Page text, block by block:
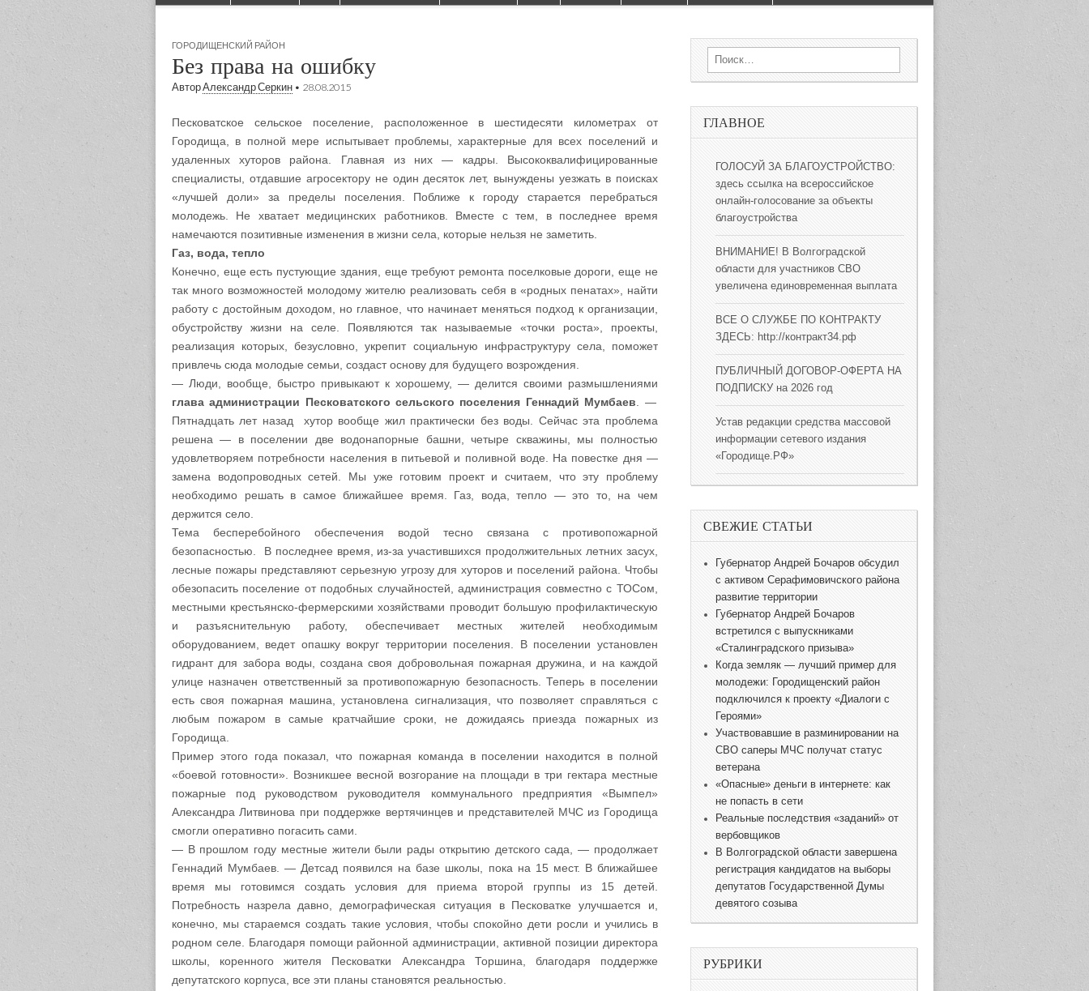
ГОРОДИЩЕНСКИЙ РАЙОН
Без права на ошибку
АвторАлександр Серкин • 28.08.2015
Песковатское сельское поселение, расположенное в шестидесяти километрах от
Городища, в полной мере испытывает проблемы, характерные для всех поселений и
удаленных хуторов района. Главная из них — кадры. Высококвалифицированные
специалисты, отдавшие агросектору не один десяток лет, вынуждены уезжать в поисках
«лучшей доли» за пределы поселения. Поближе к городу старается перебраться
молодежь. Не хватает медицинских работников. Вместе с тем, в последнее время
намечаются позитивные изменения в жизни села, которые нельзя не заметить.
Газ, вода, тепло
Конечно, еще есть пустующие здания, еще требуют ремонта поселковые дороги, еще не
так много возможностей молодому жителю реализовать себя в «родных пенатах», найти
работу с достойным доходом, но главное, что начинает меняться подход к организации,
обустройству жизни на селе. Появляются так называемые «точки роста», проекты,
реализация которых, безусловно, укрепит социальную инфраструктуру села, поможет
привлечь сюда молодые семьи, создаст основу для будущего возрождения.
— Люди, вообще, быстро привыкают к хорошему, — делится своими размышлениями
глава администрации Песковатского сельского поселения Геннадий Мумбаев . —
Пятнадцать лет назад хутор вообще жил практически без воды. Сейчас эта проблема
решена — в поселении две водонапорные башни, четыре скважины, мы полностью
удовлетворяем потребности населения в питьевой и поливной воде. На повестке дня —
замена водопроводных сетей. Мы уже готовим проект и считаем, что эту проблему
необходимо решать в самое ближайшее время. Газ, вода, тепло — это то, на чем
держится село.
Тема бесперебойного обеспечения водой тесно связана с противопожарной
безопасностью. В последнее время, из-за участившихся продолжительных летних засух,
лесные пожары представляют серьезную угрозу для хуторов и поселений района. Чтобы
обезопасить поселение от подобных случайностей, администрация совместно с ТОСом,
местными крестьянско-фермерскими хозяйствами проводит большую профилактическую
и разъяснительную работу, обеспечивает местных жителей необходимым
оборудованием, ведет опашку вокруг территории поселения. В поселении установлен
гидрант для забора воды, создана своя добровольная пожарная дружина, и на каждой
улице назначен ответственный за противопожарную безопасность. Теперь в поселении
есть своя пожарная машина, установлена сигнализация, что позволяет справляться с
любым пожаром в самые кратчайшие сроки, не дожидаясь приезда пожарных из
Городища.
Пример этого года показал, что пожарная команда в поселении находится в полной
«боевой готовности». Возникшее весной возгорание на площади в три гектара местные
пожарные под руководством руководителя коммунального предприятия «Вымпел»
Александра Литвинова при поддержке вертячинцев и представителей МЧС из Городища
смогли оперативно погасить сами.
— В прошлом году местные жители были рады открытию детского сада, — продолжает
Геннадий Мумбаев. — Детсад появился на базе школы, пока на 15 мест. В ближайшее
время мы готовимся создать условия для приема второй группы из 15 детей.
Потребность назрела давно, демографическая ситуация в Песковатке улучшается и,
конечно, мы стараемся создать такие условия, чтобы спокойно дети росли и учились в
родном селе. Благодаря помощи районной администрации, активной позиции директора
школы, коренного жителя Песковатки Александра Торшина, благодаря поддержке
депутатского корпуса, все эти планы становятся реальностью.
Search for:
ГЛАВНОЕ
ГОЛОСУЙ ЗА БЛАГОУСТРОЙСТВО:
здесь ссылка на всероссийское
онлайн-голосование за объекты
благоустройства
ВНИМАНИЕ! В Волгоградской
области для участников СВО
увеличена единовременная выплата
ВСЕ О СЛУЖБЕ ПО КОНТРАКТУ
ЗДЕСЬ: http://контракт34.рф
ПУБЛИЧНЫЙ ДОГОВОР-ОФЕРТА НА
ПОДПИСКУ на 2026 год
Устав редакции средства массовой
информации сетевого издания
«Городище.РФ»
СВЕЖИЕ СТАТЬИ
Губернатор Андрей Бочаров обсудил
с активом Серафимовичского района
развитие территории
Губернатор Андрей Бочаров
встретился с выпускниками
«Сталинградского призыва»
Когда земляк — лучший пример для
молодежи: Городищенский район
подключился к проекту «Диалоги с
Героями»
Участвовавшие в разминировании на
СВО саперы МЧС получат статус
ветерана
«Опасные» деньги в интернете: как
не попасть в сети
Реальные последствия «заданий» от
вербовщиков
В Волгоградской области завершена
регистрация кандидатов на выборы
депутатов Государственной Думы
девятого созыва
РУБРИКИ